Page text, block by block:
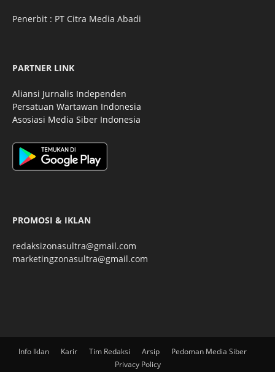
Penerbit : PT Citra Media Abadi
PARTNER LINK
Aliansi Jurnalis Independen
Persatuan Wartawan Indonesia
Asosiasi Media Siber Indonesia
PROMOSI & IKLAN
redaksizonasultra@gmail.com
marketingzonasultra@gmail.com
Info Iklan Karir Tim Redaksi Arsip
Pedoman Media Siber
Privacy Policy